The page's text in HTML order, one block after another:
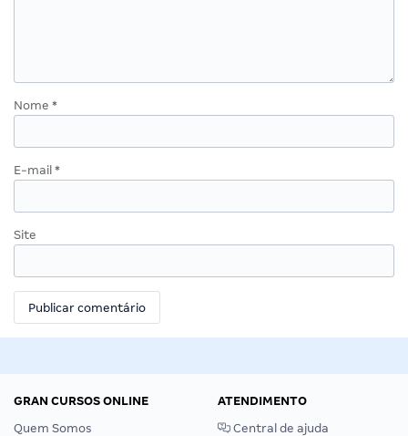
Nome *
E-mail *
Site
GRAN CURSOS ONLINE
Quem Somos
ATENDIMENTO
Central de ajuda